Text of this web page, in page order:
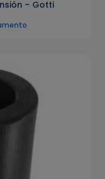
– Gotti